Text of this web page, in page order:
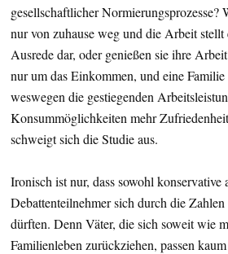
gesellschaftlicher Normierungsprozesse?
nur von zuhause weg und die Arbeit
Ausrede dar, oder genießen sie ihre
nur um das Einkommen, und eine
weswegen die gestiegenden
Konsummöglichkeiten mehr
schweigt sich die Studie aus.
Ironisch ist nur, dass sowohl konservative
Debattenteilnehmer sich durch die
dürften. Denn Väter, die sich soweit wie
Familienleben zurückziehen, passen